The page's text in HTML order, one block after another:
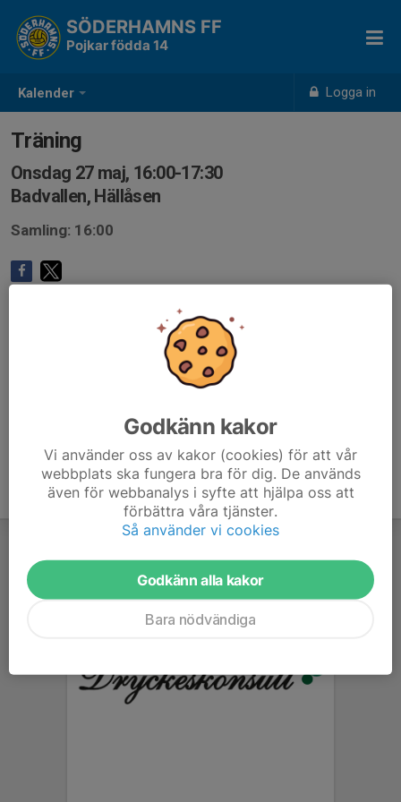
Kalender Logga in
SÖDERHAMNS FF
Pojkar födda 14
Träning
Onsdag 27 maj, 16:00-17:30
Badvallen, Hällåsen
Samling: 16:00
Godkänn kakor
Vi använder oss av kakor (cookies) för att vår
webbplats ska fungera bra för dig. De används
även för webbanalys i syfte att hjälpa oss att
förbättra våra tjänster.
Så använder vi cookies
Godkänn alla kakor
Bara nödvändiga